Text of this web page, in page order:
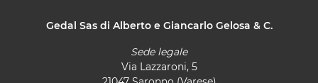
Gedal Sas di Alberto e Giancarlo Gelosa & C.
Sede legale
Via Lazzaroni, 5